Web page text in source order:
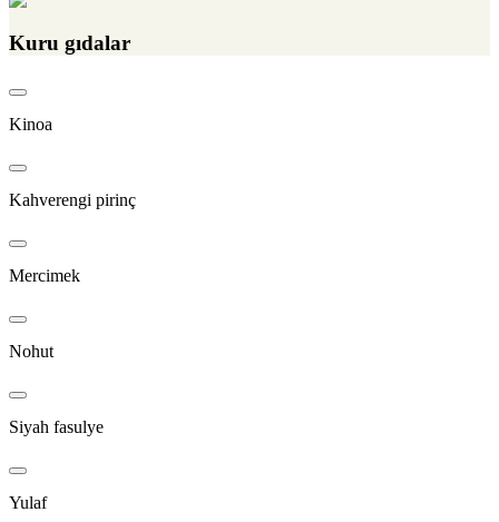
Kuru gıdalar
Kinoa
Kahverengi pirinç
Mercimek
Nohut
Siyah fasulye
Yulaf